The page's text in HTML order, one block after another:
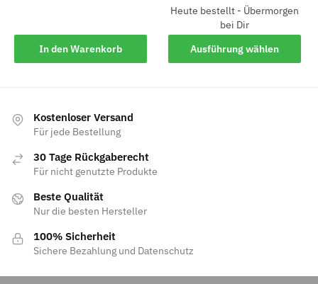
In den Warenkorb
Heute bestellt - Übermorgen
bei Dir
Ausführung wählen
Kostenloser Versand
Für jede Bestellung
30 Tage Rückgaberecht
Für nicht genutzte Produkte
Beste Qualität
Nur die besten Hersteller
100% Sicherheit
Sichere Bezahlung und Datenschutz